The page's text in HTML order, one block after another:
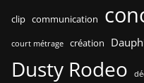
clip communication
court métrage création
Dusty Rodeo